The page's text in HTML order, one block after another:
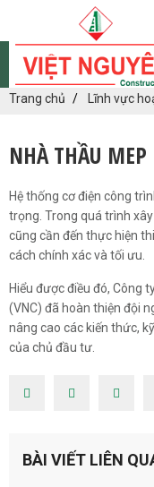
Trang chủ Lĩnh vực
NHÀ THẦU MEP
Hệ thống cơ điện công
trọng. Trong quá trình
cũng cần đến thực hiện
cách chính xác và tối ưu.
Hiểu được điều đó, Công
(VNC) đã hoàn thiện đội
nâng cao các kiến thức,
của chủ đầu tư.
BÀI VIẾT LIÊN